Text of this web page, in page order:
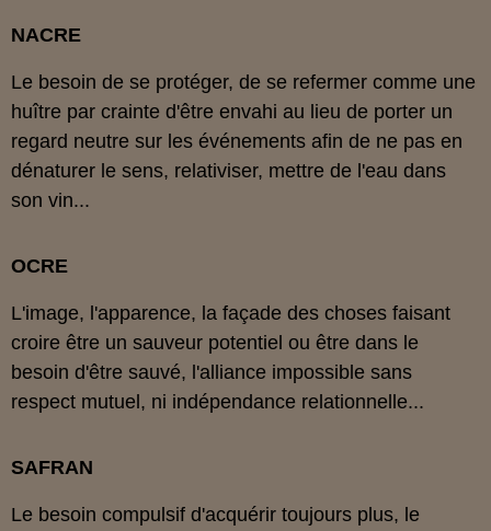
NACRE
Le besoin de se protéger, de se refermer comme une
huître par crainte d'être envahi au lieu de porter un
regard neutre sur les événements afin de ne pas en
dénaturer le sens, relativiser, mettre de l'eau dans
son vin...
OCRE
L'image, l'apparence, la façade des choses faisant
croire être un sauveur potentiel ou être dans le
besoin d'être sauvé, l'alliance impossible sans
respect mutuel, ni indépendance relationnelle...
SAFRAN
Le besoin compulsif d'acquérir toujours plus, le